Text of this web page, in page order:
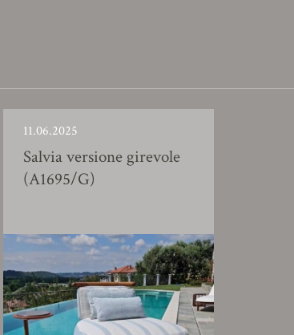
11.06.2025
Salvia versione girevole
(A1695/G)